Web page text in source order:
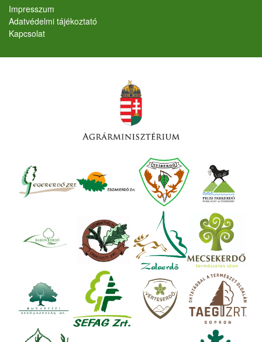
Lábléc
Impresszum
Adatvédelmi tájékoztató
Kapcsolat